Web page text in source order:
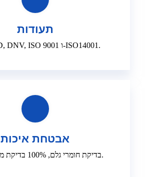
תעודות
CE, MDD, DNV, ISO 9001 ו-ISO14001.
אבטחת איכות
100% בדיקת חומרי גלם, 100% בדיקת מפעל.